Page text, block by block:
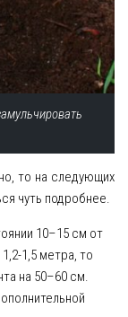
то на следующих
чуть подробнее.
10–15 см от
1,5 метра, то
на 50–60 см.